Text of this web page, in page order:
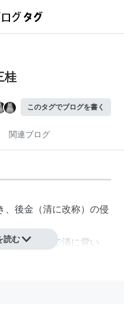
桂
このタグでブログを書く
関連ブログ
、後金（清に改称）の侵
、三藩の乱で清に背い
読む